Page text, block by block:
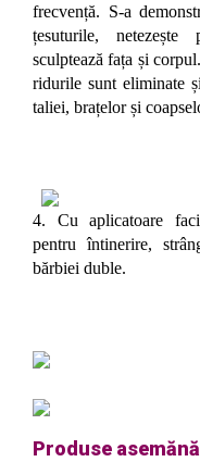
frecvență. S-a
țesuturile, netezește
sculptează fața și corpul.
ridurile sunt eliminate
taliei, brațelor și
4. Cu aplicatoare
pentru întinerire,
bărbiei duble.
Produse